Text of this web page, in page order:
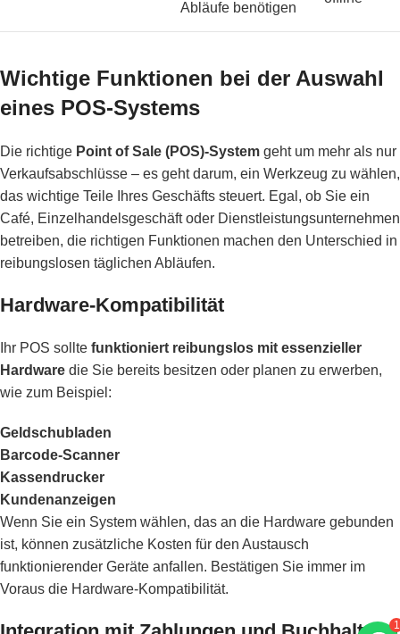
Abläufe benötigen
Wichtige Funktionen bei der Auswahl
eines POS-Systems
Die richtige Point of Sale (POS)-System geht um mehr als nur
Verkaufsabschlüsse – es geht darum, ein Werkzeug zu wählen,
das wichtige Teile Ihres Geschäfts steuert. Egal, ob Sie ein
Café, Einzelhandelsgeschäft oder Dienstleistungsunternehmen
betreiben, die richtigen Funktionen machen den Unterschied in
reibungslosen täglichen Abläufen.
Hardware-Kompatibilität
Ihr POS sollte funktioniert reibungslos mit essenzieller
Hardware die Sie bereits besitzen oder planen zu erwerben,
wie zum Beispiel:
Geldschubladen
Barcode-Scanner
Kassendrucker
Kundenanzeigen
Wenn Sie ein System wählen, das an die Hardware gebunden
ist, können zusätzliche Kosten für den Austausch
funktionierender Geräte anfallen. Bestätigen Sie immer im
Voraus die Hardware-Kompatibilität.
1